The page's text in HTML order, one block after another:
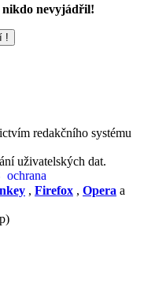
nikdo nevyjádřil!
redakčního systému
uživatelských dat.
, Firefox , Opera a